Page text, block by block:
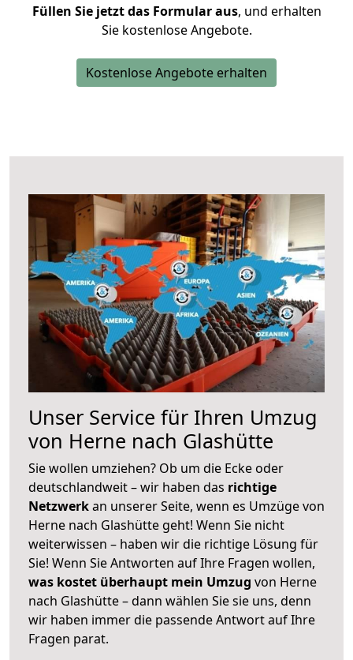
Füllen Sie jetzt das Formular aus, und erhalten
Sie kostenlose Angebote.
Kostenlose Angebote erhalten
Unser Service für Ihren Umzug
von Herne nach Glashütte
Sie wollen umziehen? Ob um die Ecke oder
deutschlandweit – wir haben das richtige
Netzwerkan unserer Seite, wenn es Umzüge von
Herne nach Glashütte geht! Wenn Sie nicht
weiterwissen – haben wir die richtige Lösung für
Sie! Wenn Sie Antworten auf Ihre Fragen wollen,
was kostet überhaupt mein Umzug von Herne
nach Glashütte – dann wählen Sie sie uns, denn
wir haben immer die passende Antwort auf Ihre
Fragen parat.